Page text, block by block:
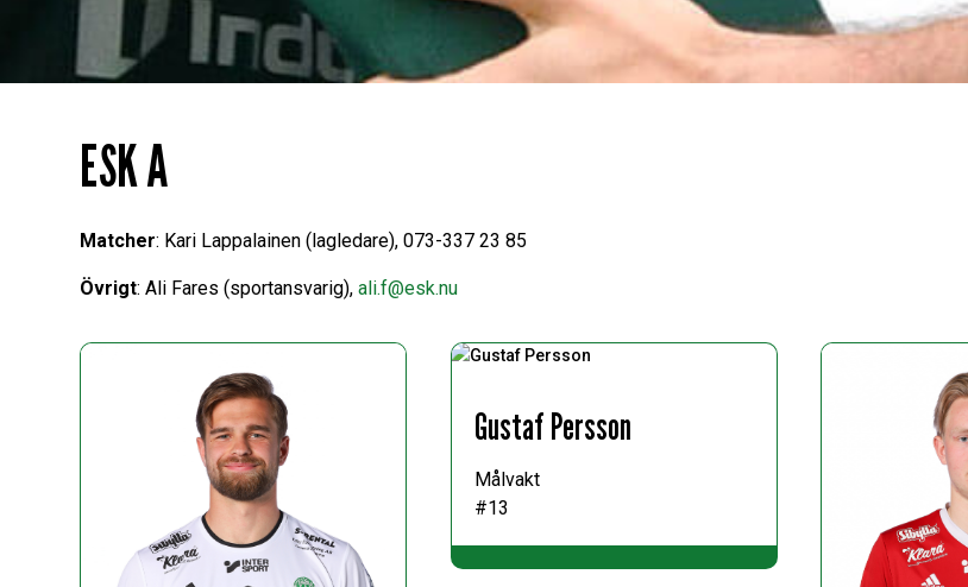
ESK A
Matcher: Kari Lappalainen (lagledare), 073-337 23 85
Övrigt: Ali Fares (sportansvarig),ali.f@esk.nu
Gustaf Persson
Målvakt
#13